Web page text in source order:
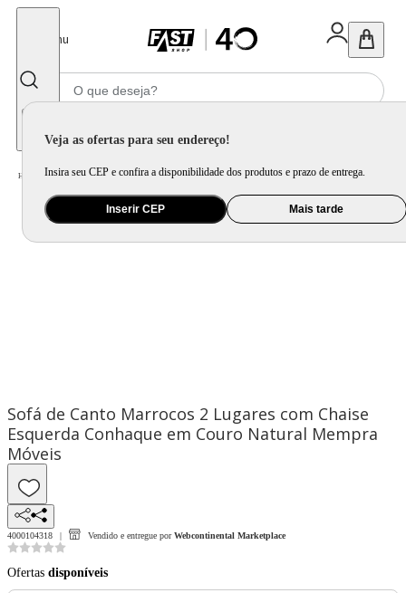
Menu
Veja as ofertas para seu endereço!
Insira seu CEP e confira a disponibilidade dos produtos e prazo de entrega.
Inserir CEP Mais tarde
Home Móveis e Decoração / Móveis para Sala de Estar / Sofá
Sofá de Canto Marrocos 2 Lugares com Chaise
Esquerda Conhaque em Couro Natural Mempra
Móveis
4000104318 Vendido e entregue por Webcontinental Marketplace
Ofertas disponíveis